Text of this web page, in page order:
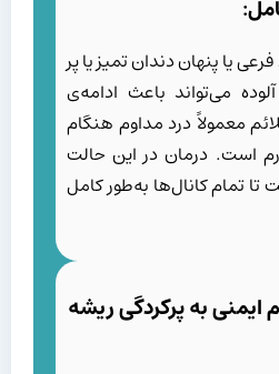
یا پنهان دندان تمیز یا پر
می‌تواند باعث ادامه‌ی
معمولاً درد مداوم هنگام
است. درمان در این حالت
تمام کانال‌ها به‌طور کامل
به پرکردگی ریشه